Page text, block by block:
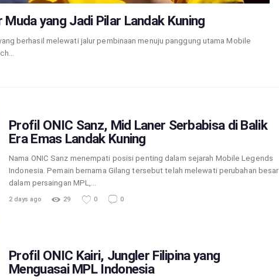
yang Jadi Pilar Landak Kuning
berhasil melewati jalur pembinaan menuju panggung utama Mobile
Profil ONIC Sanz, Mid Laner Serbabisa di Balik
Era Emas Landak Kuning
Nama ONIC Sanz menempati posisi penting dalam sejarah Mobile Legends
Indonesia. Pemain bernama Gilang tersebut telah melewati perubahan besar
dalam persaingan MPL,…
2 days ago 29 0 0
Profil ONIC Kairi, Jungler Filipina yang
Menguasai MPL Indonesia